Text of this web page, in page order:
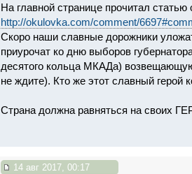
На главной странице прочитал
http://okulovka.com/comment/
Скоро наши славные дорожники
приурочат ко дню выборов
десятого кольца МКАДа)
не ждите). Кто же этот славный
Страна должна равняться на своих
14 авг 2017, 00:17